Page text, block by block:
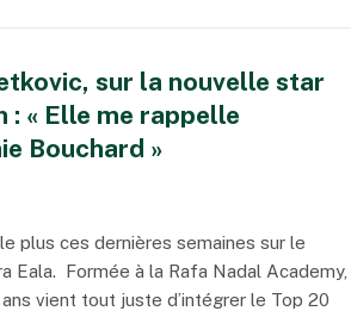
sur la nouvelle star
: « Elle me rappelle
Bouchard »
plus ces dernières semaines sur le
Eala. Formée à la Rafa Nadal Academy,
vient tout juste d’in­té­grer le Top 20